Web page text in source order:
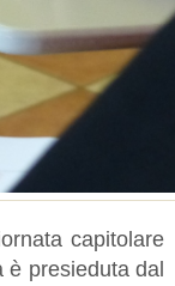
capitolare
presieduta dal